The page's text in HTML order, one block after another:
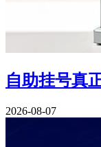
自助挂号真
2026-08-07